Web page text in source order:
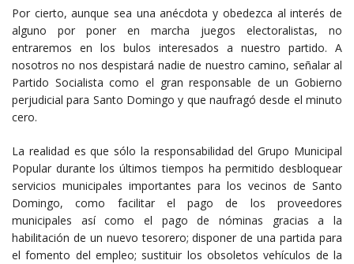
Por cierto, aunque sea una anécdota y obedezca al interés de
alguno por poner en marcha juegos electoralistas, no
entraremos en los bulos interesados a nuestro partido. A
nosotros no nos despistará nadie de nuestro camino, señalar al
Partido Socialista como el gran responsable de un Gobierno
perjudicial para Santo Domingo y que naufragó desde el minuto
cero.
La realidad es que sólo la responsabilidad del Grupo Municipal
Popular durante los últimos tiempos ha permitido desbloquear
servicios municipales importantes para los vecinos de Santo
Domingo, como facilitar el pago de los proveedores
municipales así como el pago de nóminas gracias a la
habilitación de un nuevo tesorero; disponer de una partida para
el fomento del empleo; sustituir los obsoletos vehículos de la